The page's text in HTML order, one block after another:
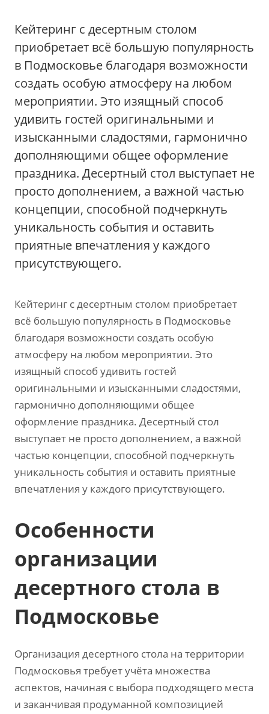
Кейтеринг с десертным столом
приобретает всё большую популярность
в Подмосковье благодаря возможности
создать особую атмосферу на любом
мероприятии. Это изящный способ
удивить гостей оригинальными и
изысканными сладостями‚ гармонично
дополняющими общее оформление
праздника. Десертный стол выступает не
просто дополнением‚ а важной частью
концепции‚ способной подчеркнуть
уникальность события и оставить
приятные впечатления у каждого
присутствующего.
Кейтеринг с десертным столом приобретает
всё большую популярность в Подмосковье
благодаря возможности создать особую
атмосферу на любом мероприятии. Это
изящный способ удивить гостей
оригинальными и изысканными сладостями‚
гармонично дополняющими общее
оформление праздника. Десертный стол
выступает не просто дополнением‚ а важной
частью концепции‚ способной подчеркнуть
уникальность события и оставить приятные
впечатления у каждого присутствующего.
Особенности
организации
десертного стола в
Подмосковье
Организация десертного стола на территории
Подмосковья требует учёта множества
аспектов‚ начиная с выбора подходящего места
и заканчивая продуманной композицией